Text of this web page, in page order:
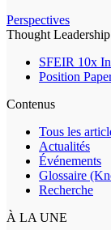
Perspectives
Thought Leadership
SFEIR 10x
Position
Contenus
Tous les
Actualités
Événements
Glossaire
Recherche
À LA UNE